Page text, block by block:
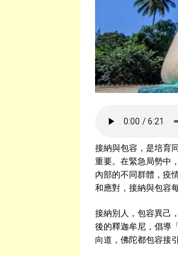
接納與包容，是培育
重要。在緊急局勢中
內部的不同群體，疫
和應對，接納與包容
接納別人，包容異己
後的釋迦牟尼，倡導
向道，佛陀都包容接